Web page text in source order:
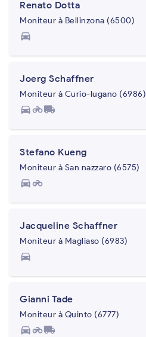
Renato Dotta
Moniteur à Bellinzona (6500)
directions_car
Joerg Schaffner
Moniteur à Curio-lugano (6986)
directions_carmotorcyclelocal_shipping
Stefano Kueng
Moniteur à San nazzaro (6575)
directions_carmotorcycle
Jacqueline Schaffner
Moniteur à Magliaso (6983)
directions_car
Gianni Tade
Moniteur à Quinto (6777)
directions_carmotorcyclelocal_shipping